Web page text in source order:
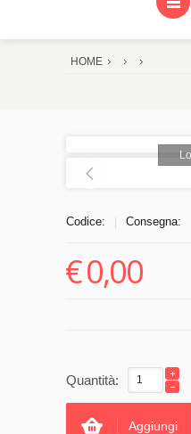
HOME
Codice: Consegna:
€0,00
Quantità:
Aggiungi